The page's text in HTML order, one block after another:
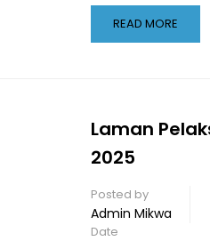
READ MORE
Laman
2025
Posted by
Admin Mikwa
Date